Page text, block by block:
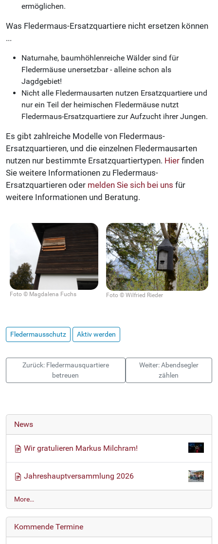
ermöglichen.
Was Fledermaus-Ersatzquartiere nicht ersetzen können
...
Naturnahe, baumhöhlenreiche Wälder sind für
Fledermäuse unersetzbar - alleine schon als
Jagdgebiet!
Nicht alle Fledermausarten nutzen Ersatzquartiere und
nur ein Teil der heimischen Fledermäuse nutzt
Fledermaus-Ersatzquartiere zur Aufzucht ihrer Jungen.
Es gibt zahlreiche Modelle von Fledermaus-
Ersatzquartieren, und die einzelnen Fledermausarten
nutzen nur bestimmte Ersatzquartiertypen. Hier finden
Sie weitere Informationen zu Fledermaus-
Ersatzquartieren oder melden Sie sich bei uns für
weitere Informationen und Beratung.
Foto © Magdalena Fuchs Foto © Wilfried Rieder
Fledermausschutz Aktiv werden
Zurück: Fledermausquartiere
betreuen
Weiter: Abendsegler
zählen
News
Wir gratulieren Markus Milchram!
Jahreshauptversammlung 2026
N
e
w
s
-
More…
Kommende Termine